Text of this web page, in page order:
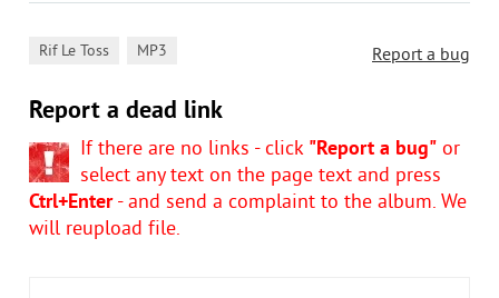
Report a bug
Rif Le Toss MP3
Report a dead link
If there are no links - click "Report a bug" or
select any text on the page text and press
Ctrl+Enter- and send a complaint to the album. We
will reupload file.